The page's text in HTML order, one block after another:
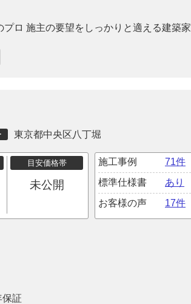
ロ 施主の要望をしっかりと適える建築家
東京都中央区八丁堀
目安価格帯
未公開
施工事例
71件
標準仕様書
あり
お客様の声
17件
保証